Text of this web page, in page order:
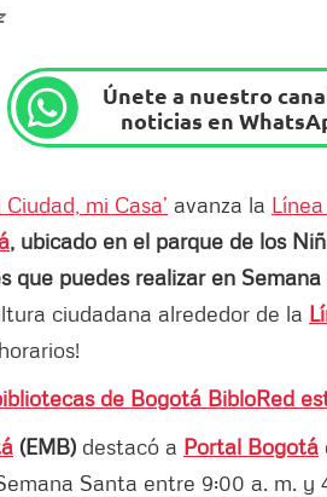
Únete a nuestro
noticias en
mi Casa’ avanza la
, ubicado en el parque de los
que puedes realizar en
ciudadana alrededor de la
de Bogotá BibloRed
(EMB) destacó a Portal Bogotá
Santa entre 9:00 a. m. y